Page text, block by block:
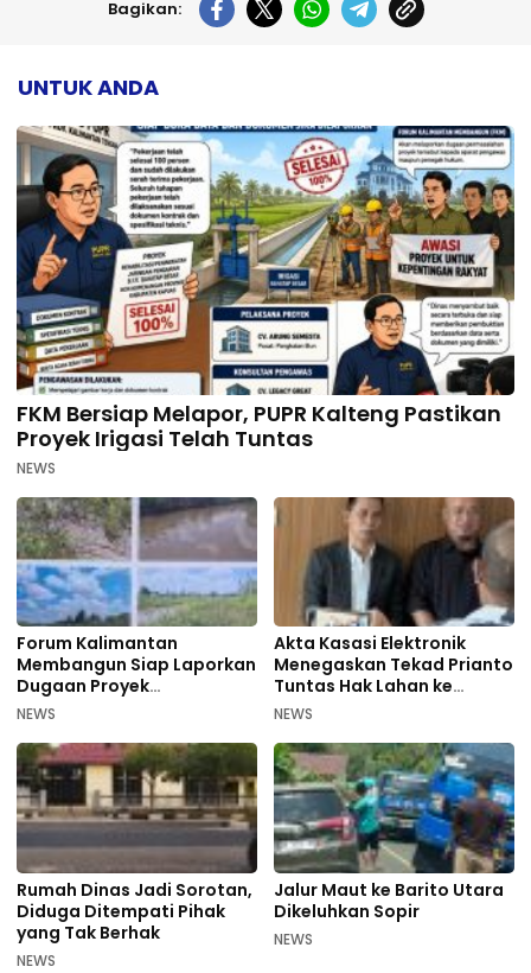
Bagikan:
UNTUK ANDA
FKM Bersiap Melapor, PUPR Kalteng Pastikan
Proyek Irigasi Telah Tuntas
NEWS
Forum Kalimantan
Membangun Siap Laporkan
Dugaan Proyek
Bermasalah PUPR Kalteng
NEWS
Akta Kasasi Elektronik
Menegaskan Tekad Prianto
Tuntas Hak Lahan ke
Mahkamah Agung
NEWS
Rumah Dinas Jadi Sorotan,
Diduga Ditempati Pihak
yang Tak Berhak
NEWS
Jalur Maut ke Barito Utara
Dikeluhkan Sopir
NEWS